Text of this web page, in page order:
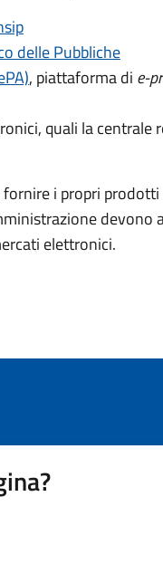
delle Pubbliche
, piattaforma di e-
quali la centrale
i propri
devono
elettronici.